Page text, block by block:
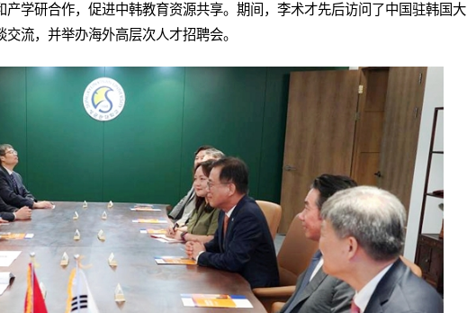
学研合作，促进中韩教育资源共享。期间，李术才先后访问了中国驻韩国大
流，并举办海外高层次人才招聘会。